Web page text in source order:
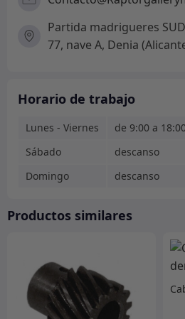
Partida madrigueres
77, nave A, Denia
Horario de trabajo
Lunes - Viernes
de 9:00 a
Sábado
descanso
Domingo
descanso
Productos similares